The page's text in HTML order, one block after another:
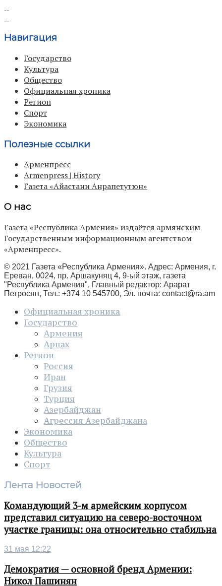
Навигация
Государство
Культура
Общество
Официальная хроника
Регион
Спорт
Экономика
Полезные ссылки
Арменпресс
Armenpress | History
Газета «Айастани Анрапетутюн»
О нас
Газета «Республика Армения» издаётся армянским
Государственным информационным агентством
«Арменпресс».
© 2021 Газета «Республика Армения». Адрес: Армения, г.
Ереван, 0024, пр. Аршакуняц 4, 9-ый этаж, газета
"Республика Армения", Главный редактор: Арарат
Петросян, Тел.: +374 10 545700, Эл. почта: contact@ra.am
Официальная хроника
Государство
Армения
Арцах
Регион
Россия
Иран
Грузия
Турция
Азербайджан
Агрессия Азербайджана
Экономика
Общество
Культура
Спорт
Лента Новостей
Командующий 3-м армейским корпусом
представил ситуацию на северо-восточном
участке границы: она относительно стабильна
31 мая 12:22
Демократия — основной бренд Армении:
Никол Пашинян